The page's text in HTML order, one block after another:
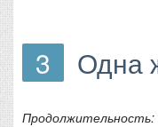
3 Одна
Продолжительность: